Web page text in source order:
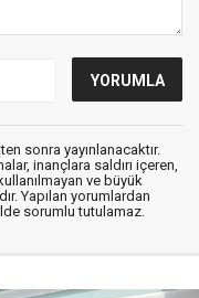
sonra yayınlanacaktır.
inançlara saldırı içeren,
ve büyük
Yapılan yorumlardan
sorumlu tutulamaz.